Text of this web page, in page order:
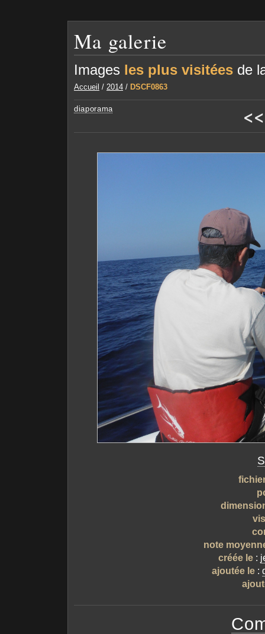
Ma galerie
Images les plus visitées de
Accueil / 2014 / DSCF0863
diaporama <<
note
créée le:
ajoutée le: